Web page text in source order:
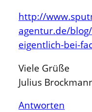
http://
agentur.de/
eigentlich-bei-
Viele Grüße
Julius
Antworten